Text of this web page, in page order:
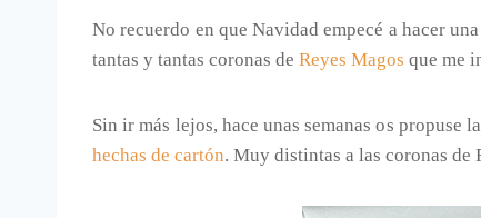
No recuerdo en que Navidad empecé a hacer
tantas y tantas coronas de Reyes Magos que me
Sin ir más lejos, hace unas semanas os propuse
hechas de cartón. Muy distintas a las coronas de